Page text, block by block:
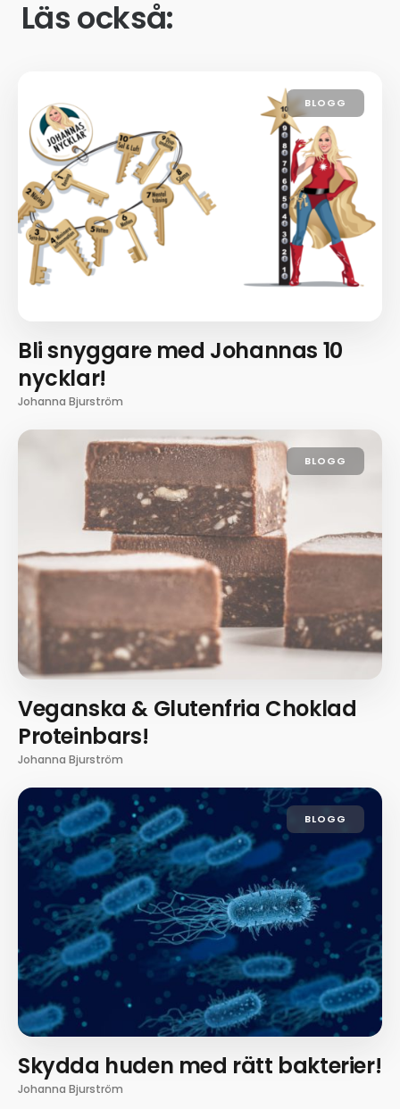
Läs också:
BLOGG
Bli snyggare med Johannas 10
nycklar!
Johanna Bjurström
BLOGG
Veganska & Glutenfria Choklad
Proteinbars!
Johanna Bjurström
BLOGG
Skydda huden med rätt bakterier!
Johanna Bjurström